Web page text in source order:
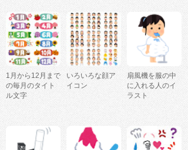
1月から12月まで
の毎月のタイト
ル文字
いろいろな顔ア
イコン
扇風機を服の中
に入れる人のイ
ラスト